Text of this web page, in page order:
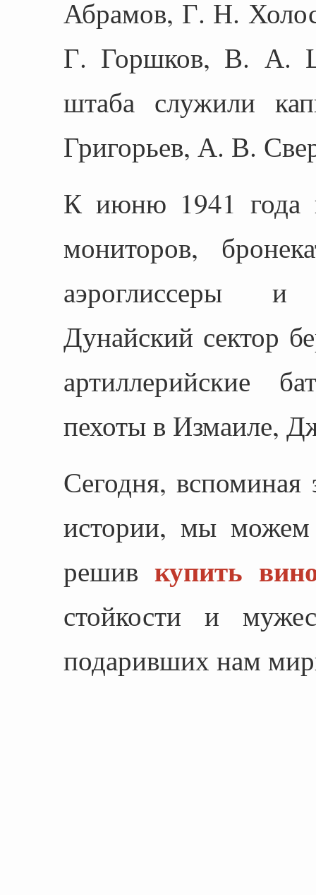
Абрамов, Г. Н.
Г. Горшков, В. А.
штаба служили
Григорьев, А. В.
К июню 1941 года
мониторов,
аэроглиссеры и
Дунайский сектор
артиллерийские
пехоты в Измаиле,
Сегодня, вспоминая
истории, мы можем
решив купить
стойкости и
подаривших нам